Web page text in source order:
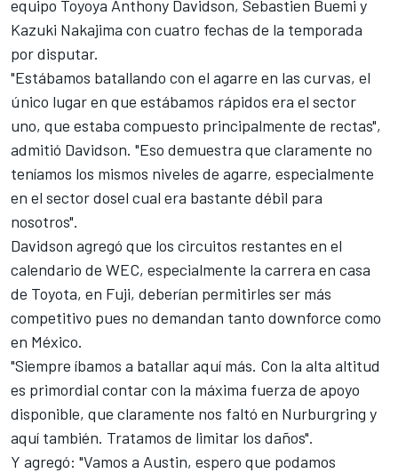
equipo Toyoya Anthony Davidson, Sebastien Buemi y
Kazuki Nakajima con cuatro fechas de la temporada
por disputar.
"Estábamos batallando con el agarre en las curvas, el
único lugar en que estábamos rápidos era el sector
uno, que estaba compuesto principalmente de rectas",
admitió Davidson. "Eso demuestra que claramente no
teníamos los mismos niveles de agarre, especialmente
en el sector dosel cual era bastante débil para
nosotros".
Davidson agregó que los circuitos restantes en el
calendario de WEC, especialmente la carrera en casa
de Toyota, en Fuji, deberían permitirles ser más
competitivo pues no demandan tanto downforce como
en México.
"Siempre íbamos a batallar aquí más. Con la alta altitud
es primordial contar con la máxima fuerza de apoyo
disponible, que claramente nos faltó en Nurburgring y
aquí también. Tratamos de limitar los daños".
Y agregó: "Vamos a Austin, espero que podamos